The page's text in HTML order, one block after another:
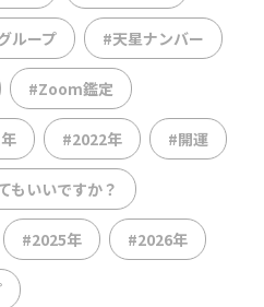
ループ #天星ナンバー
#Zoom鑑定
#2022年 #開運
もいいですか？
#2025年 #2026年